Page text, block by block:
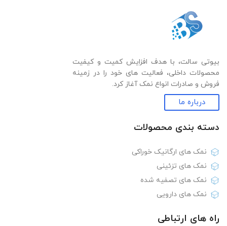
بیوتی سالت، با هدف افزایش کمیت و کیفیت
محصولات داخلی، فعالیت های خود را در زمینه
فروش و صادرات انواع نمک آغاز کرد.
درباره ما
دسته بندی‌ محصولات
نمک های ارگانیک خوراکی
نمک های تزئینی
نمک های تصفیه شده
نمک های دارویی
راه های ارتباطی